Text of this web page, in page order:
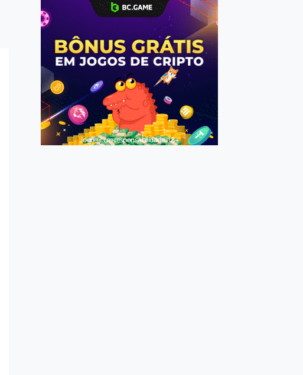
Jogue com responsabilidade. 18+